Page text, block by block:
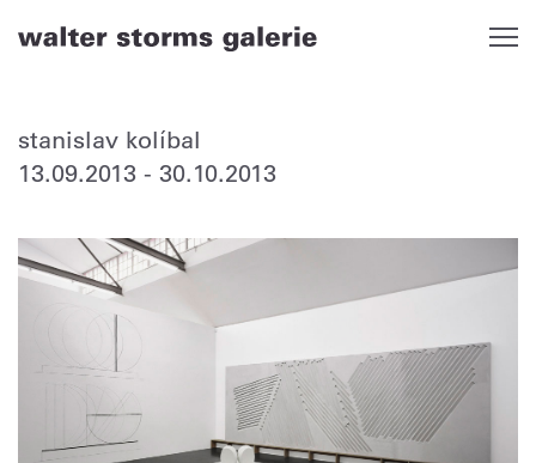
stanislav kolíbal
13.09.2013 - 30.10.2013